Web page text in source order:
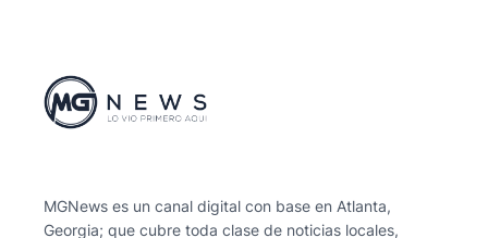
MGNews es un canal digital con base en Atlanta,
Georgia; que cubre toda clase de noticias locales,